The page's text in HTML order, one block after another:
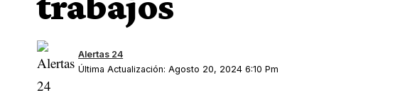
Última Actualización: Agosto 20, 2024 6:10 Pm
Alertas 24